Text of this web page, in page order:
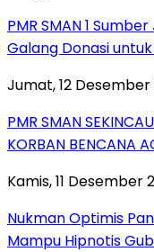
PMR SMAN 1
Galang Donasi
Jumat, 12
PMR SMAN
KORBAN BENCANA
Kamis, 11 Desember
Nukman Optimis
Mampu Hipnotis